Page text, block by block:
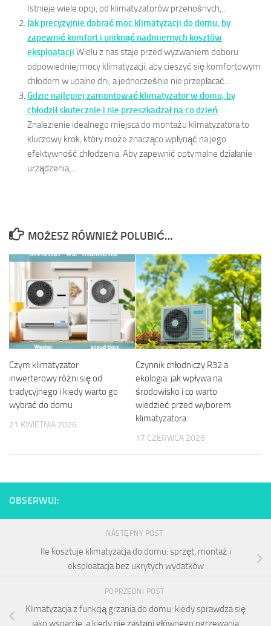
Istnieje wiele opcji, od klimatyzatorów przenośnych,...
Jak precyzyjnie dobrać moc klimatyzacji do domu, by
zapewnić komfort i uniknąć nadmiernych kosztów
eksploatacji Wielu z nas staje przed wyzwaniem doboru
odpowiedniej mocy klimatyzacji, aby cieszyć się komfortowym
chłodem w upalne dni, a jednocześnie nie przepłacać...
Gdzie najlepiej zamontować klimatyzator w domu, by
chłodził skutecznie i nie przeszkadzał na co dzień
Znalezienie idealnego miejsca do montażu klimatyzatora to
kluczowy krok, który może znacząco wpłynąć na jego
efektywność chłodzenia. Aby zapewnić optymalne działanie
urządzenia,...
MOŻESZ RÓWNIEŻ POLUBIĆ…
Czym klimatyzator
inwerterowy różni się od
tradycyjnego i kiedy warto go
wybrać do domu
21 KWIETNIA 2026
Czynnik chłodniczy R32 a
ekologia: jak wpływa na
środowisko i co warto
wiedzieć przed wyborem
klimatyzatora
17 CZERWCA 2026
OBSERWUJ:
NASTĘPNY POST
Ile kosztuje klimatyzacja do domu: sprzęt, montaż i
eksploatacja bez ukrytych wydatków
POPRZEDNI POST
Klimatyzacja z funkcją grzania do domu: kiedy sprawdza się